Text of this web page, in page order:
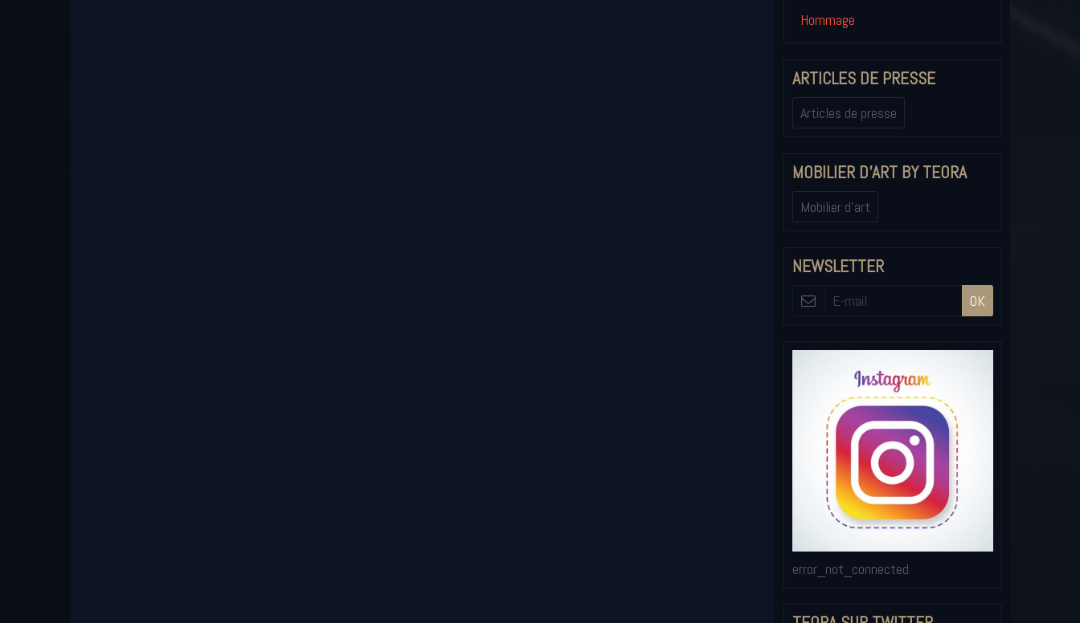
Hommage
ARTICLES DE PRESSE
Articles de presse
MOBILIER D'ART BY TEORA
Mobilier d'art
NEWSLETTER
OK
error_not_connected